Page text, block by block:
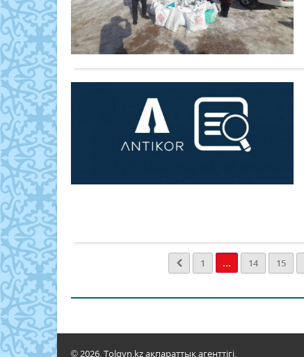
1 ... 14 15
© 2026. Tolqyn.kz ақпараттық агенттігі.